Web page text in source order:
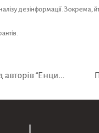
дезінформації. Зокрема,
Викладачка МШЖ Дарія Орлова – серед авторів “Енциклопедії політичної комунікації”